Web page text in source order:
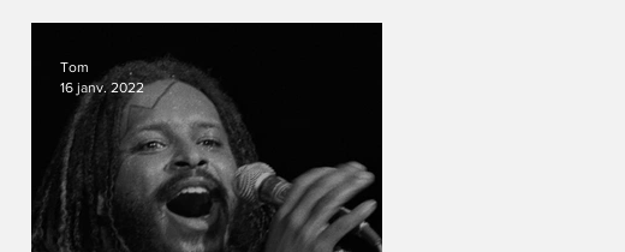
Tom
16 janv. 2022